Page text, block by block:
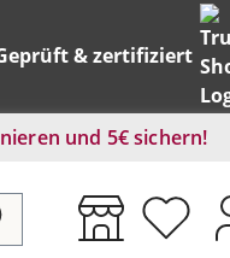
& zertifiziert
und 5€ sichern!